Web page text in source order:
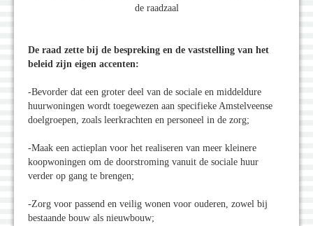
de raadzaal
De raad zette bij de bespreking en de vaststelling van het
beleid zijn eigen accenten:
-Bevorder dat een groter deel van de sociale en middeldure
huurwoningen wordt toegewezen aan specifieke Amstelveense
doelgroepen, zoals leerkrachten en personeel in de zorg;
-Maak een actieplan voor het realiseren van meer kleinere
koopwoningen om de doorstroming vanuit de sociale huur
verder op gang te brengen;
-Zorg voor passend en veilig wonen voor ouderen, zowel bij
bestaande bouw als nieuwbouw;